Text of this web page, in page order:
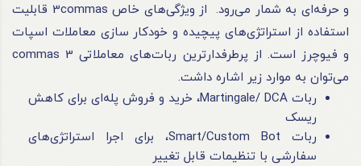
و حرفه‌ای به شمار می‌رود. از ویژگی‌های خاص 3commas قابلیت
استفاده از استراتژی‌های پیچیده و خودکار سازی معاملات اسپات
و فیوچرز است. از پرطرفدارترین ربات‌های معاملاتی 3 commas
می‌توان به موارد زیر اشاره داشت.
ربات Martingale/ DCA، خرید و فروش پله‌ای برای کاهش
ریسک
ربات Smart/Custom Bot، برای اجرا استراتژی‌های
سفارشی با تنظیمات قابل تغییر